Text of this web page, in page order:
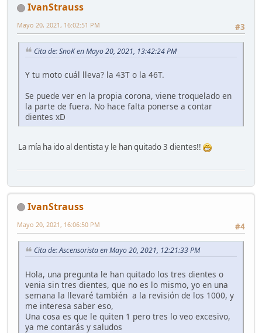
IvanStrauss
#3
Mayo 20, 2021, 16:02:51 PM
Cita de: SnoK en Mayo 20, 2021, 13:42:24 PM
Y tu moto cuál lleva? la 43T o la 46T.
Se puede ver en la propia corona, viene troquelado en
la parte de fuera. No hace falta ponerse a contar
dientes xD
La mía ha ido al dentista y le han quitado 3 dientes!!
IvanStrauss
#4
Mayo 20, 2021, 16:06:50 PM
Cita de: Ascensorista en Mayo 20, 2021, 12:21:33 PM
Hola, una pregunta le han quitado los tres dientes o
venia sin tres dientes, que no es lo mismo, yo en una
semana la llevaré también a la revisión de los 1000, y
me interesa saber eso,
Una cosa es que le quiten 1 pero tres lo veo excesivo,
ya me contarás y saludos